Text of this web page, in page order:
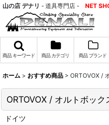
山の店 デナリ - 道具専門店 - NET
商品 キーワード 商品 カテゴリ 商品 ブランド
ホーム > おすすめ商品 > ORTOVOX /
ORTOVOX / オルトボック
ドイツ